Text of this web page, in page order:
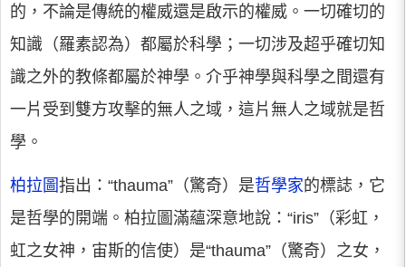
的，不論是傳統的權威還是啟示的權威。一切確切的
知識（羅素認為）都屬於科學；一切涉及超乎確切知
識之外的教條都屬於神學。介乎神學與科學之間還有
一片受到雙方攻擊的無人之域，這片無人之域就是哲
學。
柏拉圖指出：“thauma”（驚奇）是哲學家的標誌，它
是哲學的開端。柏拉圖滿蘊深意地說：“iris”（彩虹，
虹之女神，宙斯的信使）是“thauma”（驚奇）之女，